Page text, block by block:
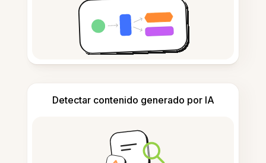
Detectar contenido generado por IA